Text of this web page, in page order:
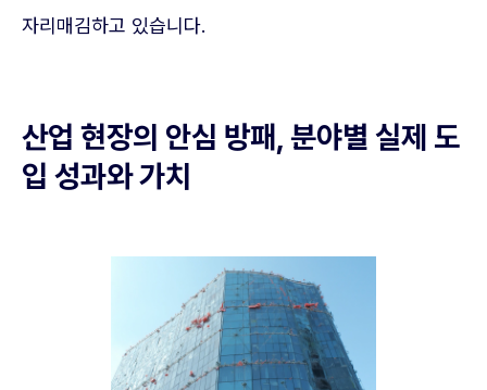
자리매김하고 있습니다.
산업 현장의 안심 방패, 분야별 실제 도
입 성과와 가치